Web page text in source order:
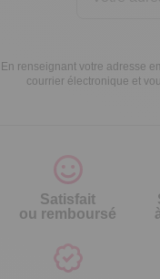
En renseignant votre adresse
courrier électronique et
Satisfait
ou remboursé